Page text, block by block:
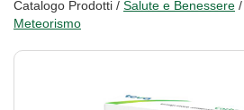
Catalogo Prodotti / Salute e Benessere /
Meteorismo